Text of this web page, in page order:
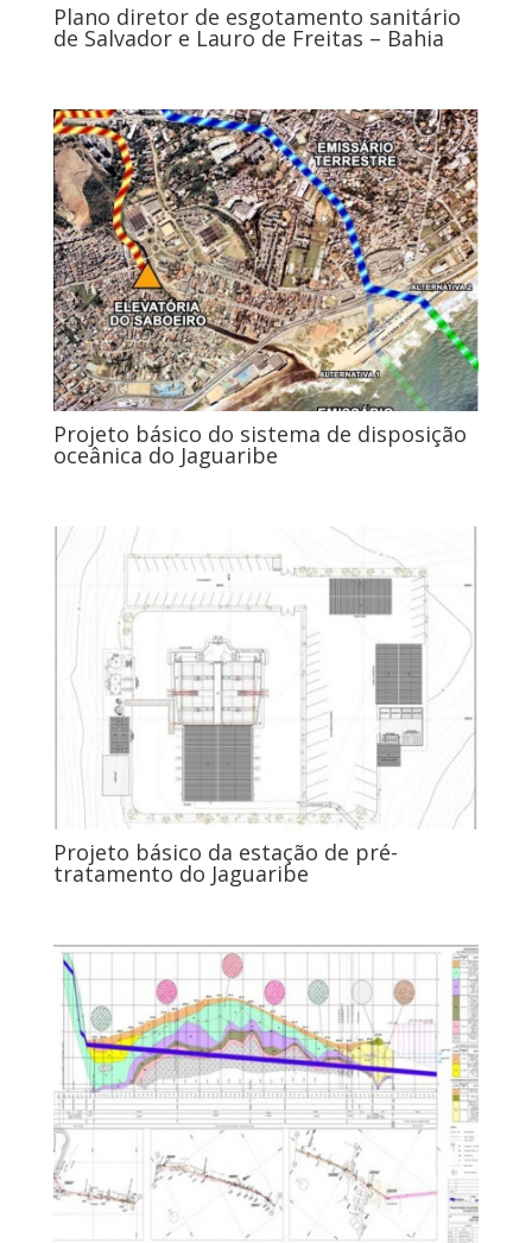
Plano diretor de esgotamento sanitário
de Salvador e Lauro de Freitas – Bahia
Projeto básico do sistema de disposição
oceânica do Jaguaribe
Projeto básico da estação de pré-
tratamento do Jaguaribe